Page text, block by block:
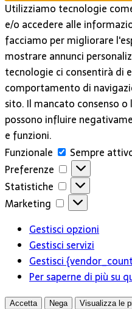
Utilizziamo tecnologie
e/o accedere alle
facciamo per migliorare
mostrare annunci
tecnologie ci consentirà di
comportamento di
sito. Il mancato consenso o
possono influire
e funzioni.
Funzionale
Funzionale
Sempre
Preferenze
Preferenze
Statistiche
Statistiche
Marketing
Marketing
Gestisci opzioni
Gestisci servizi
Gestisci
Per saperne di più su
Accetta Nega Visualizza le